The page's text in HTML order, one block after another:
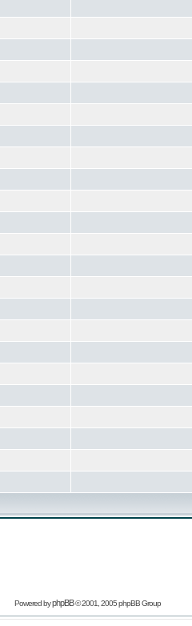
Powered byphpBB© 2001, 2005 phpBB Group